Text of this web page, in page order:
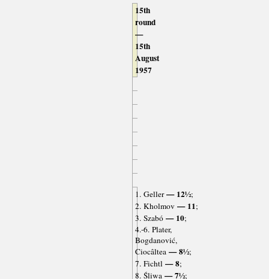
15th
round
—
15th
August
1957
1. Geller— 12½;
2. Kholmov — 11;
3. Szabó— 10;
4.-6. Plater,
Bogdanović,
Ciocâltea— 8½;
7. Fichtl— 8;
8. Śliwa— 7½;